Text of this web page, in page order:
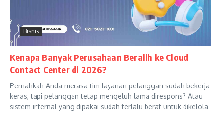
Bisnis
Kenapa Banyak Perusahaan Beralih ke Cloud
Contact Center di 2026?
Pernahkah Anda merasa tim layanan pelanggan sudah bekerja
keras, tapi pelanggan tetap mengeluh lama direspons? Atau
sistem internal yang dipakai sudah terlalu berat untuk dikelola